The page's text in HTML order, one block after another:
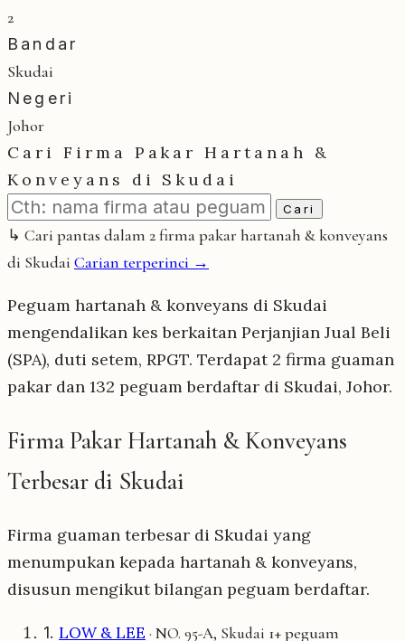
2
Bandar
Skudai
Negeri
Johor
Cari Firma Pakar Hartanah &
Konveyans di Skudai
Cari
↳ Cari pantas dalam 2 firma pakar hartanah & konveyans
di Skudai Carian terperinci →
Peguam hartanah & konveyans di Skudai
mengendalikan kes berkaitan Perjanjian Jual Beli
(SPA), duti setem, RPGT. Terdapat 2 firma guaman
pakar dan 132 peguam berdaftar di Skudai, Johor.
Firma Pakar Hartanah & Konveyans
Terbesar di Skudai
Firma guaman terbesar di Skudai yang
menumpukan kepada hartanah & konveyans,
disusun mengikut bilangan peguam berdaftar.
1. LOW & LEE · NO. 95-A, Skudai 1+ peguam